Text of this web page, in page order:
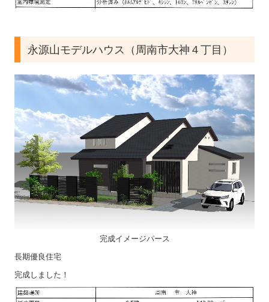
永源山モデルハウス（周南市大神４丁目）
完成イメージパース
長期優良住宅
完成しました！